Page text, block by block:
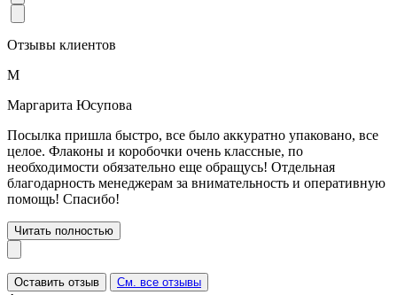
Отзывы клиентов
М
Маргарита Юсупова
Посылка пришла быстро, все было аккуратно упаковано, все
целое. Флаконы и коробочки очень классные, по
необходимости обязательно еще обращусь! Отдельная
благодарность менеджерам за внимательность и оперативную
помощь! Спасибо!
Читать полностью
Оставить отзыв См. все отзывы